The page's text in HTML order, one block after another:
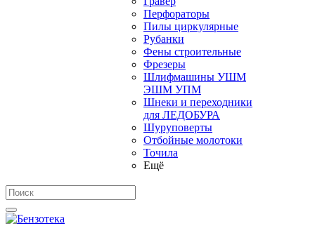
Перфораторы
Пилы циркулярные
Рубанки
Фены строительные
Фрезеры
Шлифмашины УШМ
ЭШМ УПМ
Шнеки и переходники
для ЛЕДОБУРА
Шуруповерты
Отбойные молотоки
Точила
Ещё